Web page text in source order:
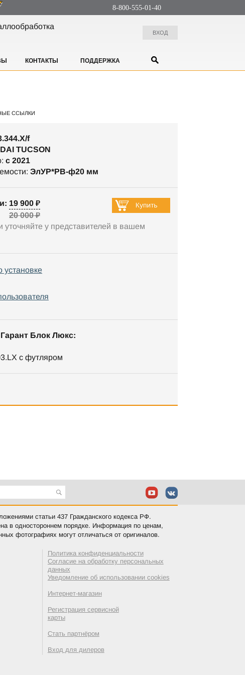
8-800-555-01-40
ВХОД
КОНТАКТЫ ПОДДЕРЖКА
ССЫЛКИ
f
TUCSON
c 2021
ЭлУР*РВ-ф20 мм
19 900 ₽
20 000 ₽
уточняйте у представителей в вашем
установке
Блок Люкс:
с футляром
статьи 437 Гражданского кодекса РФ.
в одностороннем порядке. Информация по ценам,
фотографиях могут отличаться от оригиналов.
Политика конфиденциальности
Согласие на обработку персональных
данных
Уведомление об использовании cookies
Интернет-магазин
Регистрация сервисной
карты
Стать партнёром
Вход для дилеров